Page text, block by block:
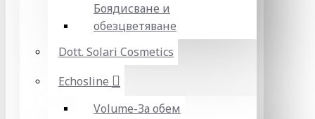
Боядисване и
обезцветяване
Dott. Solari Cosmetics
Echosline
Volume-За обем